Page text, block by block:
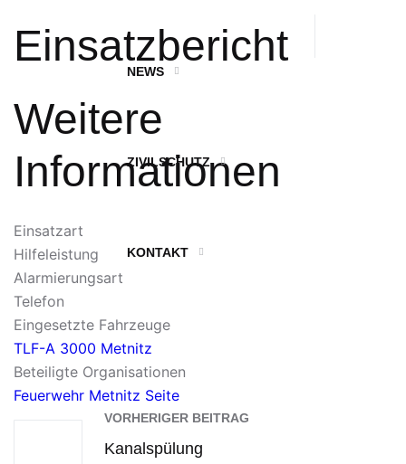
NEWS
ZIVILSCHUTZ
KONTAKT
Einsatzbericht
Weitere
Informationen
Einsatzart
Hilfeleistung
Alarmierungsart
Telefon
Eingesetzte Fahrzeuge
TLF-A 3000 Metnitz
Beteiligte Organisationen
Feuerwehr Metnitz Seite
VORHERIGER BEITRAG
Kanalspülung